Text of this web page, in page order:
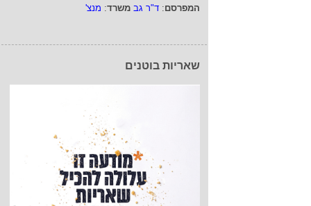
המפרסם: ד"ר גב משרד: מנצ'
שאריות בוטנים